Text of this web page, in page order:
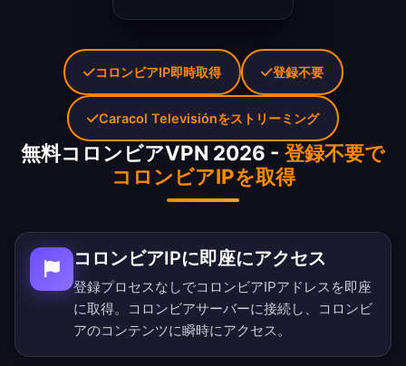
無料コロンビアVPN 2026 - 登録不要で
コロンビアIPを取得
コロンビアIPに即座にアクセス
登録プロセスなしでコロンビアIPアドレスを即座
に取得。コロンビアサーバーに接続し、コロンビ
アのコンテンツに瞬時にアクセス。
コロンビアIP即時取得 登録不要
Caracol Televisiónをストリーミング